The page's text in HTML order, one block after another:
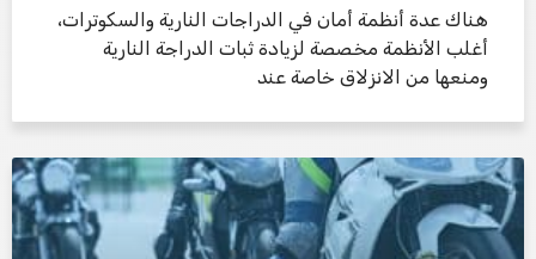
هناك عدة أنظمة أمان في الدراجات النارية والسكوترات،
أغلب الأنظمة مخصصة لزيادة ثبات الدراجة النارية
ومنعها من الانزلاق خاصة عند